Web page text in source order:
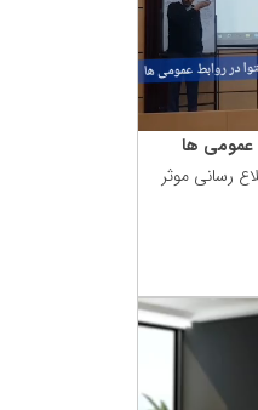
عمومی ها
رسانی موثر